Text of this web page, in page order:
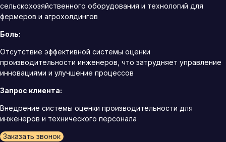
сельскохозяйственного оборудования и технологий для
фермеров и агрохолдингов
Боль:
Отсутствие эффективной системы оценки
производительности инженеров, что затрудняет управление
инновациями и улучшение процессов
Запрос клиента:
Внедрение системы оценки производительности для
инженеров и технического персонала
Заказать звонок